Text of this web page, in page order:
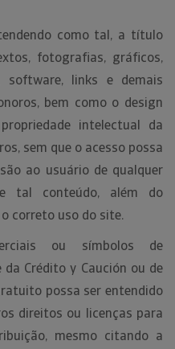
como tal, a título
fotografias, gráficos,
software, links e demais
bem como o design
intelectual da
sem que o acesso possa
ao usuário de qualquer
tal conteúdo, além do
correto uso do site.
ou símbolos de
Crédito y Caución ou de
possa ser entendido
direitos ou licenças para
mesmo citando a